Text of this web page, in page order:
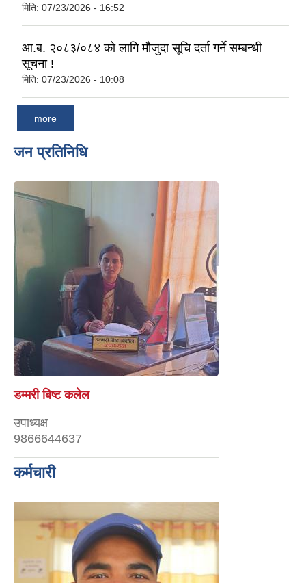
मिति: 07/23/2026 - 16:52
आ.ब. २०८३/०८४ को लागि मौजुदा सूचि दर्ता गर्ने सम्बन्धी
सूचना !
मिति: 07/23/2026 - 10:08
more
जन प्रतिनिधि
डम्मरी बिष्ट कलेल
उपाध्यक्ष
9866644637
कर्मचारी